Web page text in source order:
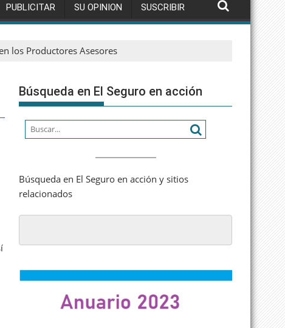
PUBLICITAR SU OPINION SUSCRIBIR
los Productores Asesores
Búsqueda en El Seguro en acción
Búsqueda en El Seguro en acción y sitios
relacionados